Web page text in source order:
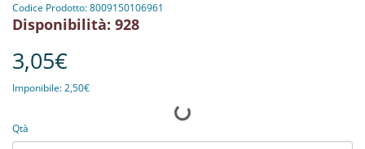
Codice Prodotto: 8009150106961
Disponibilità: 928
3,05€
Imponibile: 2,50€
Qtà